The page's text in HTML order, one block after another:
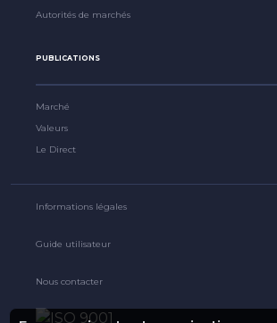
Autorités de marchés
PUBLICATIONS
Marché
Valeurs
Le Direct
Informations légales
Guide utilisateur
Nous contacter